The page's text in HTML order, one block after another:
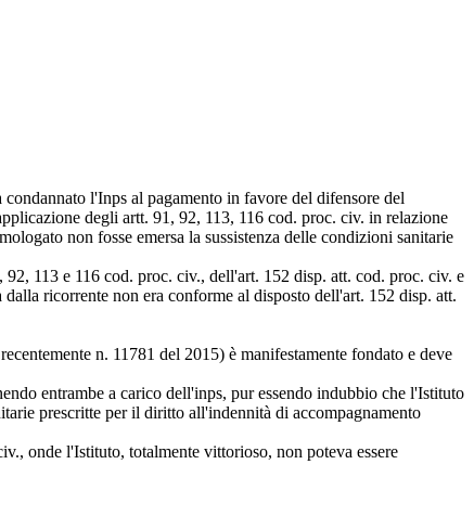
l'Inps al pagamento in favore del difensore del
degli artt. 91, 92, 113, 116 cod. proc. civ. in relazione
non fosse emersa la sussistenza delle condizioni sanitarie
113 e 116 cod. proc. civ., dell'art. 152 disp. att. cod. proc. civ. e
ricorrente non era conforme al disposto dell'art. 152 disp. att.
n. 11781 del 2015) è manifestamente fondato e deve
entrambe a carico dell'inps, pur essendo indubbio che l'Istituto
prescritte per il diritto all'indennità di accompagnamento
onde l'Istituto, totalmente vittorioso, non poteva essere